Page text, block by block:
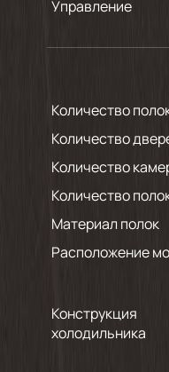
Управление
Количество
Количество
Количество
Количество
Материал полок
Расположение
Конструкция
холодильника